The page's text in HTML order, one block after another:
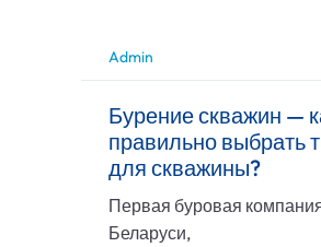
Admin
Бурение скважин —
правильно выбрать
для скважины?
Первая буровая
Беларуси,